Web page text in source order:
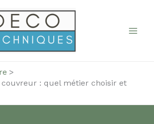
: quel métier choisir et